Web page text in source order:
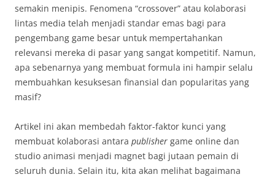
semakin menipis. Fenomena “crossover” atau kolaborasi
lintas media telah menjadi standar emas bagi para
pengembang game besar untuk mempertahankan
relevansi mereka di pasar yang sangat kompetitif. Namun,
apa sebenarnya yang membuat formula ini hampir selalu
membuahkan kesuksesan finansial dan popularitas yang
masif?
Artikel ini akan membedah faktor-faktor kunci yang
membuat kolaborasi antara publisher game online dan
studio animasi menjadi magnet bagi jutaan pemain di
seluruh dunia. Selain itu, kita akan melihat bagaimana